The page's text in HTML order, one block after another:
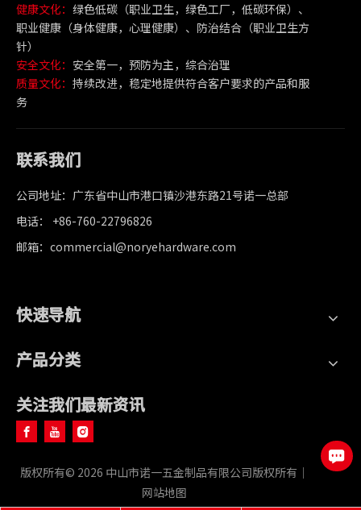
健康文化： 绿色低碳（职业卫生，绿色工厂，低碳环保）、
职业健康（身体健康，心理健康）、防治结合（职业卫生方
针）
安全文化： 安全第一，预防为主，综合治理
质量文化： 持续改进，稳定地提供符合客户要求的产品和服
务
联系我们
公司地址：广东省中山市港口镇沙港东路21号诺一总部
电话： +86-760-22796826
邮箱：commercial@noryehardware.com
快速导航
产品分类
关注我们最新资讯
版权所有© 2026 中山市诺一五金制品有限公司版权所有｜
网站地图